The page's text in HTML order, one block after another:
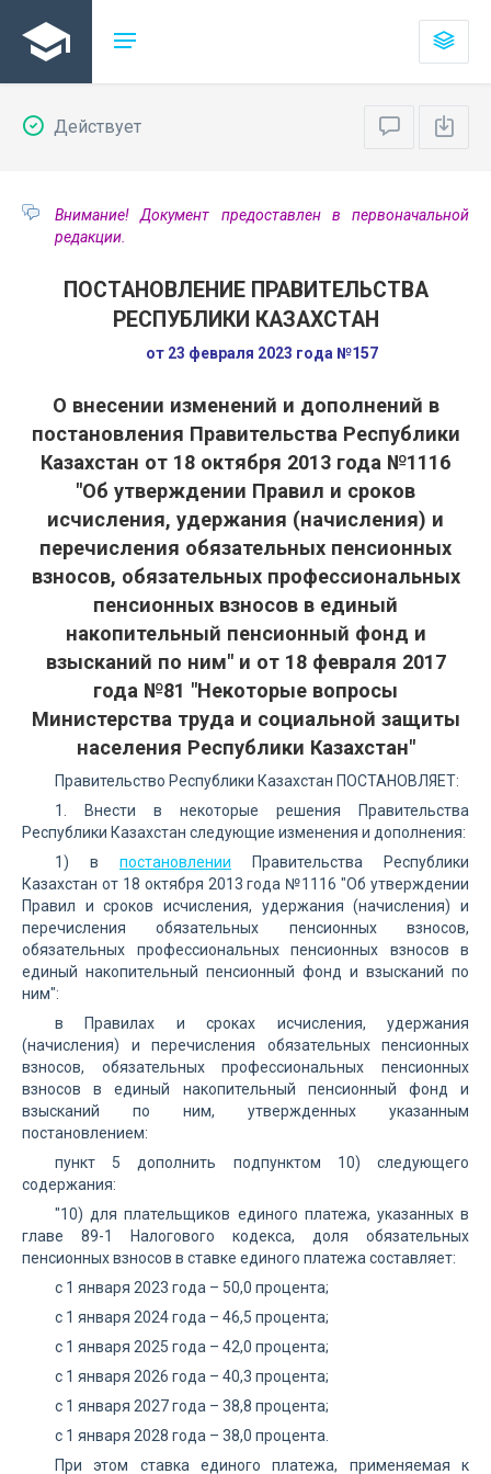
Действует
Внимание! Документ предоставлен в первоначальной
редакции.
ПОСТАНОВЛЕНИЕ ПРАВИТЕЛЬСТВА
РЕСПУБЛИКИ КАЗАХСТАН
от 23 февраля 2023 года №157
О внесении изменений и дополнений в
постановления Правительства Республики
Казахстан от 18 октября 2013 года №1116
"Об утверждении Правил и сроков
исчисления, удержания (начисления) и
перечисления обязательных пенсионных
взносов, обязательных профессиональных
пенсионных взносов в единый
накопительный пенсионный фонд и
взысканий по ним" и от 18 февраля 2017
года №81 "Некоторые вопросы
Министерства труда и социальной защиты
населения Республики Казахстан"
Правительство Республики Казахстан ПОСТАНОВЛЯЕТ:
1. Внести в некоторые решения Правительства
Республики Казахстан следующие изменения и дополнения:
1) в постановлении Правительства Республики
Казахстан от 18 октября 2013 года №1116 "Об утверждении
Правил и сроков исчисления, удержания (начисления) и
перечисления обязательных пенсионных взносов,
обязательных профессиональных пенсионных взносов в
единый накопительный пенсионный фонд и взысканий по
ним":
в Правилах и сроках исчисления, удержания
(начисления) и перечисления обязательных пенсионных
взносов, обязательных профессиональных пенсионных
взносов в единый накопительный пенсионный фонд и
взысканий по ним, утвержденных указанным
постановлением:
пункт 5 дополнить подпунктом 10) следующего
содержания:
"10) для плательщиков единого платежа, указанных в
главе 89-1 Налогового кодекса, доля обязательных
пенсионных взносов в ставке единого платежа составляет:
с 1 января 2023 года – 50,0 процента;
с 1 января 2024 года – 46,5 процента;
с 1 января 2025 года – 42,0 процента;
с 1 января 2026 года – 40,3 процента;
с 1 января 2027 года – 38,8 процента;
с 1 января 2028 года – 38,0 процента.
При этом ставка единого платежа, применяемая к